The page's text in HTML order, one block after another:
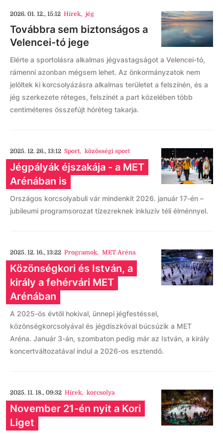
2026. 01. 12., 15:12 Hírek, jég
Továbbra sem biztonságos a
Velencei-tó jege
Elérte a sportolásra alkalmas jégvastagságot a Velencei-tó,
rámenni azonban mégsem lehet. Az önkormányzatok nem
jelöltek ki korcsolyázásra alkalmas területet a felszínén, és a
jég szerkezete réteges, felszínét a part közelében több
centiméteres összefújt hóréteg takarja.
2025. 12. 26., 13:12 Sport, közösségi sport
Jégpályák éjszakája - a MET
Arénában is
Országos korcsolyabuli vár mindenkit 2026. január 17-én –
jubileumi programsorozat tízezreknek inkluzív téli élménnyel.
2025. 12. 16., 13:22 Programok, MET Aréna
Közönségkori és István, a
király a fehérvári MET
Arénában
A 2025-ös évtől hokival, ünnepi jégfestéssel,
közönségkorcsolyával és jégdiszkóval búcsúzik a MET
Aréna. Január 3-án, szombaton pedig már az István, a király
koncertváltozatával indul a 2026-os esztendő.
2025. 11. 18., 09:32 Hírek, korcsolya
November 21-én nyit a Kori
Liget